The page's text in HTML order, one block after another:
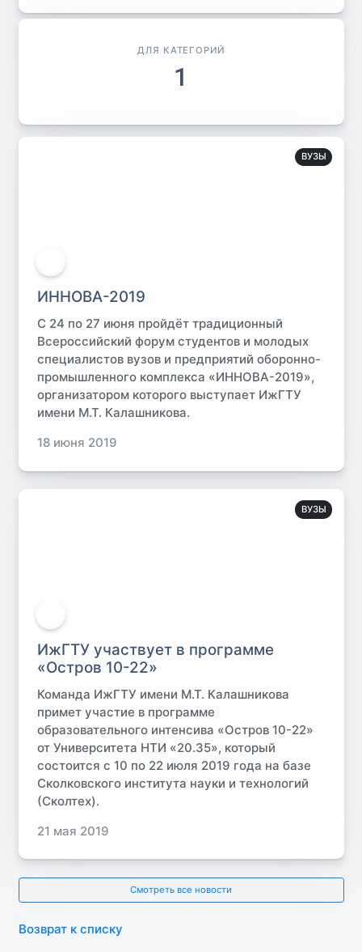
ДЛЯ КАТЕГОРИЙ
1
ВУЗЫ
ИННОВА-2019
С 24 по 27 июня пройдёт традиционный
Всероссийский форум студентов и молодых
специалистов вузов и предприятий оборонно-
промышленного комплекса «ИННОВА-2019»,
организатором которого выступает ИжГТУ
имени М.Т. Калашникова.
18 июня 2019
ВУЗЫ
ИжГТУ участвует в программе
«Остров 10-22»
Команда ИжГТУ имени М.Т. Калашникова
примет участие в программе
образовательного интенсива «Остров 10-22»
от Университета НТИ «20.35», который
состоится с 10 по 22 июля 2019 года на базе
Сколковского института науки и технологий
(Сколтех).
21 мая 2019
Смотреть все новости
Возврат к списку